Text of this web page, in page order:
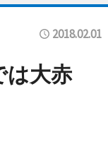
2018.02.01
大赤